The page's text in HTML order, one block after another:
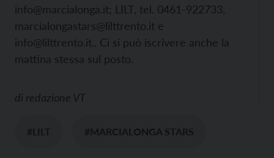
info@marcialonga.it; LILT, tel. 0461-922733,
marcialongastars@lilttrento.it e
info@lilttrento.it.. Ci si può iscrivere anche la
mattina stessa sul posto.
di redazione VT
#LILT #MARCIALONGA STARS